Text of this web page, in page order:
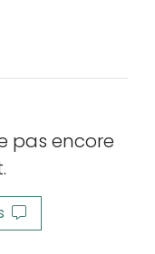
pas encore